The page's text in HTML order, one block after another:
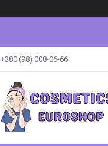
+380 (98) 008-06-66